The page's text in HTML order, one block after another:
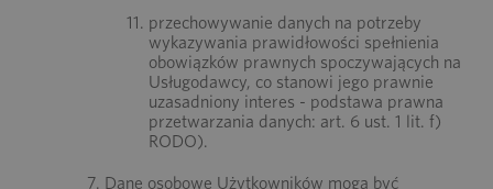
przechowywanie danych na potrzeby
wykazywania prawidłowości spełnienia
obowiązków prawnych spoczywających na
Usługodawcy, co stanowi jego prawnie
uzasadniony interes - podstawa prawna
przetwarzania danych: art. 6 ust. 1 lit. f)
RODO).
Dane osobowe Użytkowników mogą być